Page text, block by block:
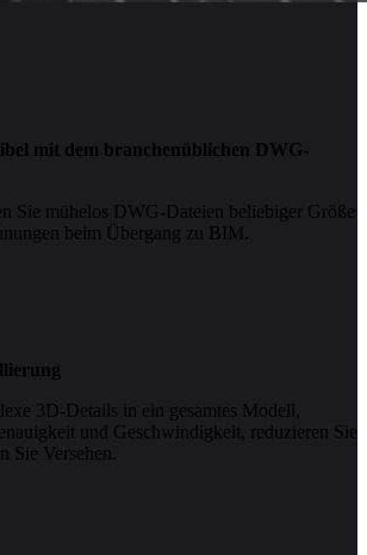
mit dem branchenüblichen DWG-
Sie mühelos DWG-Dateien beliebiger Größe
beim Übergang zu BIM.
3D-Details in ein gesamtes Modell,
und Geschwindigkeit, reduzieren Sie
Sie Versehen.